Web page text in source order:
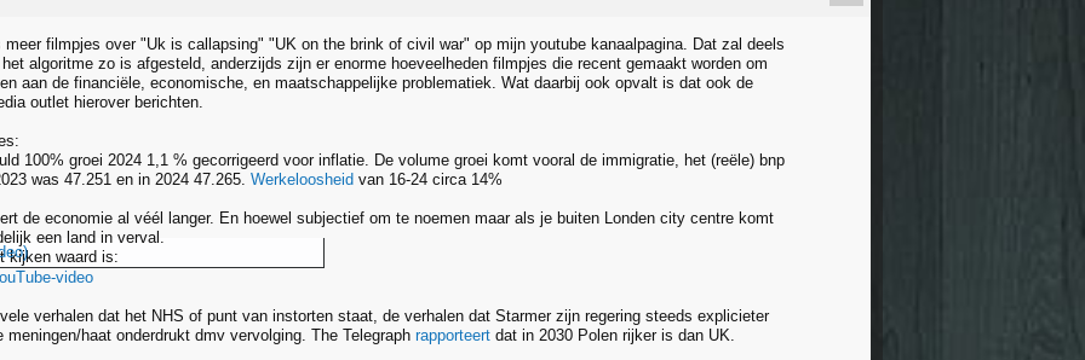
meer filmpjes over "Uk is callapsing" "UK on the brink of civil war" op mijn youtube kanaalpagina. Dat zal deels
algoritme zo is afgesteld, anderzijds zijn er enorme hoeveelheden filmpjes die recent gemaakt worden om
aan de financiële, economische, en maatschappelijke problematiek. Wat daarbij ook opvalt is dat ook de
outlet hierover berichten.
100% groei 2024 1,1 % gecorrigeerd voor inflatie. De volume groei komt vooral de immigratie, het (reële) bnp
was 47.251 en in 2024 47.265. Werkeloosheid van 16-24 circa 14%
de economie al véél langer. En hoewel subjectief om te noemen maar als je buiten Londen city centre komt
een land in verval.
kijken waard is:
video
verhalen dat het NHS of punt van instorten staat, de verhalen dat Starmer zijn regering steeds explicieter
meningen/haat onderdrukt dmv vervolging. The Telegraph rapporteert dat in 2030 Polen rijker is dan UK.